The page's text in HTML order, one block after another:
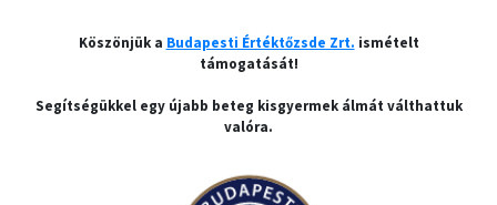
Köszönjük a Budapesti Értéktőzsde Zrt. ismételt
támogatását!
Segítségükkel egy újabb beteg kisgyermek álmát válthattuk
valóra.